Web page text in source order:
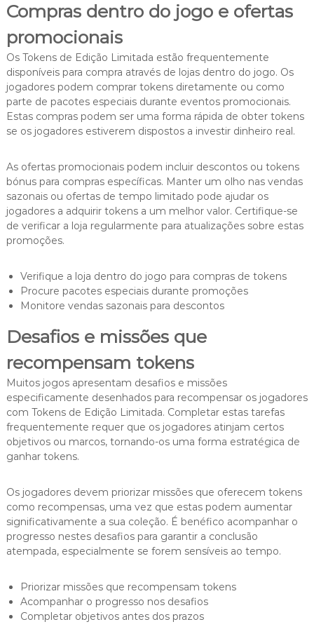
Compras dentro do jogo e ofertas
promocionais
Os Tokens de Edição Limitada estão frequentemente
disponíveis para compra através de lojas dentro do jogo. Os
jogadores podem comprar tokens diretamente ou como
parte de pacotes especiais durante eventos promocionais.
Estas compras podem ser uma forma rápida de obter tokens
se os jogadores estiverem dispostos a investir dinheiro real.
As ofertas promocionais podem incluir descontos ou tokens
bónus para compras específicas. Manter um olho nas vendas
sazonais ou ofertas de tempo limitado pode ajudar os
jogadores a adquirir tokens a um melhor valor. Certifique-se
de verificar a loja regularmente para atualizações sobre estas
promoções.
Verifique a loja dentro do jogo para compras de tokens
Procure pacotes especiais durante promoções
Monitore vendas sazonais para descontos
Desafios e missões que
recompensam tokens
Muitos jogos apresentam desafios e missões
especificamente desenhados para recompensar os jogadores
com Tokens de Edição Limitada. Completar estas tarefas
frequentemente requer que os jogadores atinjam certos
objetivos ou marcos, tornando-os uma forma estratégica de
ganhar tokens.
Os jogadores devem priorizar missões que oferecem tokens
como recompensas, uma vez que estas podem aumentar
significativamente a sua coleção. É benéfico acompanhar o
progresso nestes desafios para garantir a conclusão
atempada, especialmente se forem sensíveis ao tempo.
Priorizar missões que recompensam tokens
Acompanhar o progresso nos desafios
Completar objetivos antes dos prazos